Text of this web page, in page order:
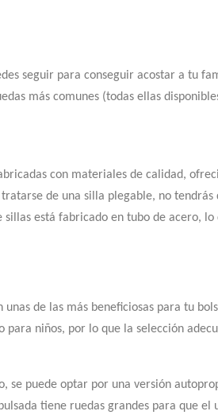
seguir para conseguir acostar a tu
más comunes (todas ellas
con materiales de calidad,
de una silla plegable, no tendrás
está fabricado en tubo de acero,
de las más beneficiosas para tu
niños, por lo que la selección
se puede optar por una versión
tiene ruedas grandes para que el